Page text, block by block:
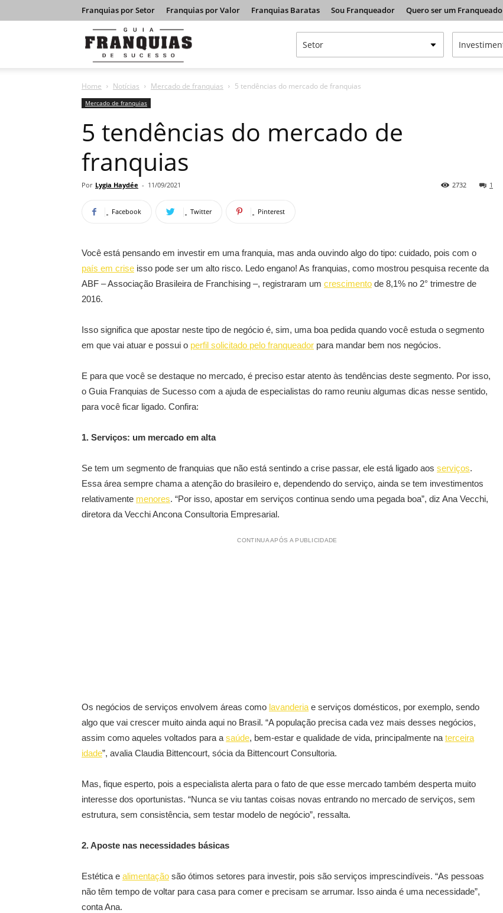
Franquias por Setor Franquias por Valor Franquias Baratas Sou Franqueador Quero ser um Franqueado
Franquias
de
Home Notícias Mercado de franquias 5 tendências do mercado de franquias
Mercado de franquias
5 tendências do mercado de
franquias
Por Lygia Haydée - 11/09/2021 1
2732
Facebook Twitter Pinterest
Você está pensando em investir em uma franquia, mas anda ouvindo algo do tipo: cuidado, pois com o
país em crise isso pode ser um alto risco. Ledo engano! As franquias, como mostrou pesquisa recente da
ABF – Associação Brasileira de Franchising –, registraram um crescimento de 8,1% no 2° trimestre de
2016.
Isso significa que apostar neste tipo de negócio é, sim, uma boa pedida quando você estuda o segmento
em que vai atuar e possui o perfil solicitado pelo franqueador para mandar bem nos negócios.
E para que você se destaque no mercado, é preciso estar atento às tendências deste segmento. Por isso,
o Guia Franquias de Sucesso com a ajuda de especialistas do ramo reuniu algumas dicas nesse sentido,
para você ficar ligado. Confira:
1. Serviços: um mercado em alta
Se tem um segmento de franquias que não está sentindo a crise passar, ele está ligado aos serviços.
Essa área sempre chama a atenção do brasileiro e, dependendo do serviço, ainda se tem investimentos
relativamente menores. “Por isso, apostar em serviços continua sendo uma pegada boa”, diz Ana Vecchi,
diretora da Vecchi Ancona Consultoria Empresarial.
CONTINUA APÓS A PUBLICIDADE
Os negócios de serviços envolvem áreas como lavanderia e serviços domésticos, por exemplo, sendo
algo que vai crescer muito ainda aqui no Brasil. “A população precisa cada vez mais desses negócios,
assim como aqueles voltados para a saúde, bem-estar e qualidade de vida, principalmente na terceira
idade”, avalia Claudia Bittencourt, sócia da Bittencourt Consultoria.
Mas, fique esperto, pois a especialista alerta para o fato de que esse mercado também desperta muito
interesse dos oportunistas. “Nunca se viu tantas coisas novas entrando no mercado de serviços, sem
estrutura, sem consistência, sem testar modelo de negócio”, ressalta.
2. Aposte nas necessidades básicas
Estética e alimentação são ótimos setores para investir, pois são serviços imprescindíveis. “As pessoas
não têm tempo de voltar para casa para comer e precisam se arrumar. Isso ainda é uma necessidade”,
conta Ana.